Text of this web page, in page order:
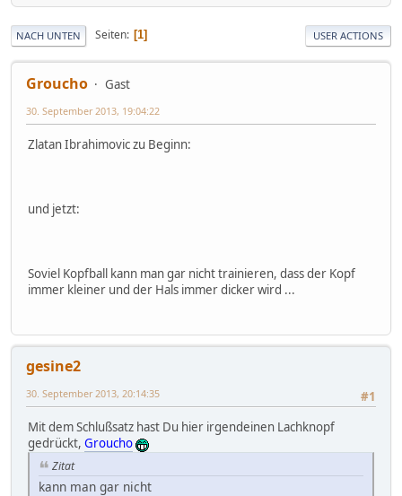
NACH UNTEN Seiten 1 USER ACTIONS
Groucho Gast
30. September 2013, 19:04:22
Zlatan Ibrahimovic zu Beginn:
und jetzt:
Soviel Kopfball kann man gar nicht trainieren, dass der Kopf
immer kleiner und der Hals immer dicker wird ...
gesine2
#1
30. September 2013, 20:14:35
Mit dem Schlußsatz hast Du hier irgendeinen Lachknopf
gedrückt, Groucho
Zitat
kann man gar nicht